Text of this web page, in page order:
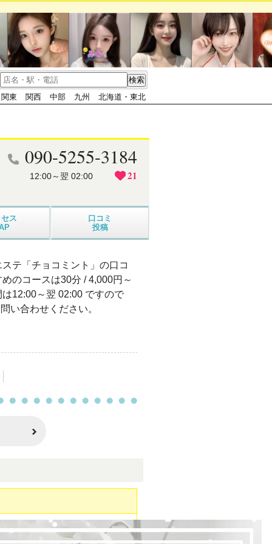
関東 関西 中部 九州 北海道・東北
090-5255-3184
12:00～翌 02:00 21
ス
口コミ
投稿
テ「チョコミント」の口コ
のコースは30分 / 4,000円～
12:00～翌 02:00 ですので
い合わせください。